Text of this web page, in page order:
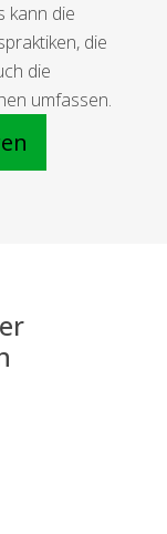
kann die
die
die
umfassen.